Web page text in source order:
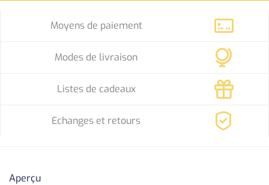
Moyens de paiement
Modes de livraison
Listes de cadeaux
Echanges et retours
Aperçu